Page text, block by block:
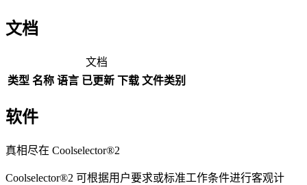
文档
文档
类型 名称 语言 已更新 下载 文件类别
软件
真相尽在 Coolselector®2
Coolselector®2 可根据用户要求或标准工作条件进行客观计